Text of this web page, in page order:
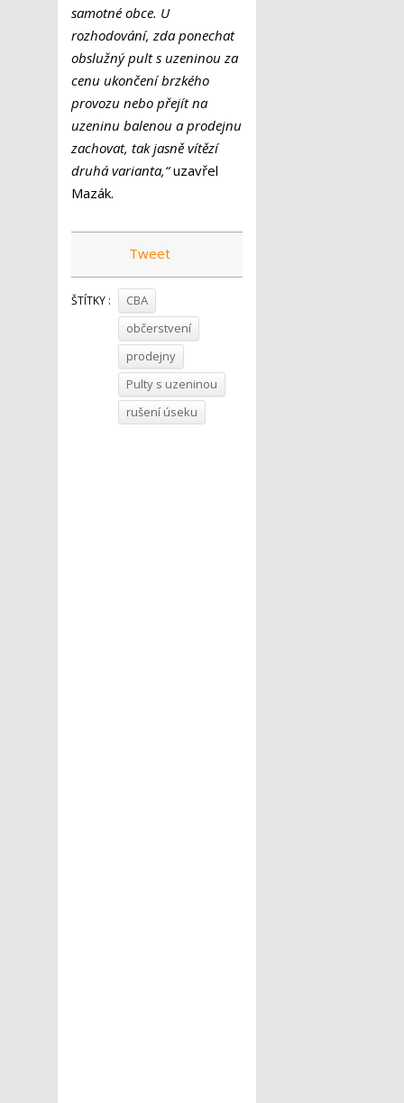
samotné obce. U
rozhodování, zda ponechat
obslužný pult s uzeninou za
cenu ukončení brzkého
provozu nebo přejít na
uzeninu balenou a prodejnu
zachovat, tak jasně vítězí
druhá varianta,“uzavřel
Mazák.
Tweet
ŠTÍTKY :
CBA
občerstvení
prodejny
Pulty s uzeninou
rušení úseku